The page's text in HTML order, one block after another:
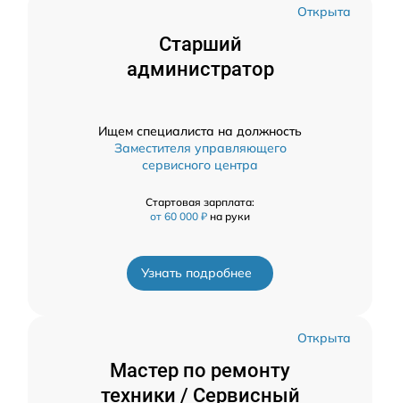
Открыта
Старший
администратор
Ищем специалиста на должность
Заместителя управляющего
сервисного центра
Стартовая зарплата:
от 60 000 ₽ на руки
Узнать подробнее
Открыта
Мастер по ремонту
техники / Сервисный